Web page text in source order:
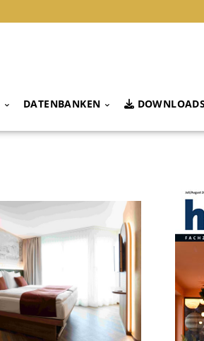
DATENBANKEN DOWNLOADS